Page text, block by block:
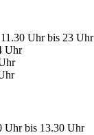
Uhr bis 23 Uhr
Uhr
Uhr bis 13.30 Uhr